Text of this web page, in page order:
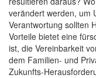
verändert werden, um
Verantwortung sollten
Vorteile bietet eine
ist, die Vereinbarkeit
dem Familien- und
Zukunfts-